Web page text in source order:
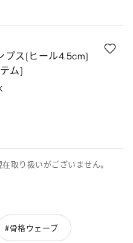
プス(ヒール4.5cm)
ム)
取り扱いがございません。
#骨格ウェーブ